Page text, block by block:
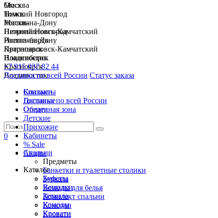
Москва
Нижний Новгород
Ростов-на-Дону
Петропавловск-Камчатский
Новосибирск
Красноярск
Владивосток
+7 915 037 82 44
Доставка по всей России Статус заказа
Спальни
Гостиные
Обеденная зона
Детские
Прихожие
Кабинеты
% Sale
Акции
Каталог
Буфеты
Вешалки
Зеркала
Комоды
Кровати
Омск
Томск
Москва
Нижний Новгород
Ростов-на-Дону
Петропавловск-Камчатский
Новосибирск
Красноярск
Владивосток
Контакты
Доставка по всей России
Оплата
0
Спальни
Предметы
Банкетки и туалетные столики
Зеркала
Комоды для белья
Комплект спальни
Консоли
Кровати